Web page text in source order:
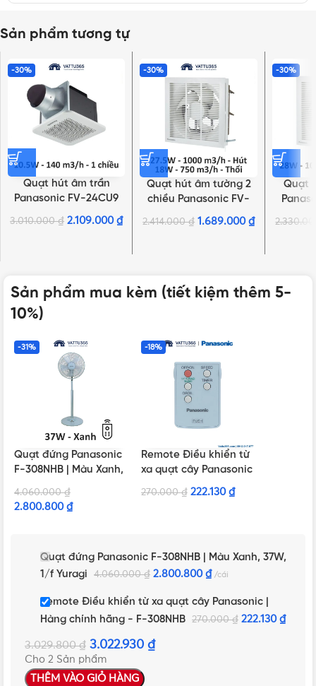
Sản phẩm tương tự
-30%
Quạt hút âm trần
Panasonic FV-24CU9
10.5W, có ống dẫn
3.010.000₫ 2.109.000₫
-30%
Quạt hút âm tường 2
chiều Panasonic FV-
30RL1 28W, có màn che
2.414.000₫ 1.689.000₫
-30%
Quạt
Sản phẩm mua kèm (tiết kiệm thêm 5-
10%)
-31%
Quạt đứng Panasonic
F-308NHB | Màu Xanh,
37W, 1/f Yuragi
4.060.000₫
2.800.800 ₫
-18%
Remote Điều khiển từ
xa quạt cây Panasonic
| Hàng chính hãng –
F-308NHB
270.000₫ 222.130 ₫
Quạt đứng Panasonic F-308NHB | Màu Xanh, 37W,
1/f Yuragi
4.060.000₫ 2.800.800 ₫ cái
Remote Điều khiển từ xa quạt cây Panasonic |
Hàng chính hãng - F-308NHB
270.000₫ 222.130 ₫
3.029.800₫ 3.022.930 ₫
Cho 2 Sản phẩm
THÊM VÀO GIỎ HÀNG